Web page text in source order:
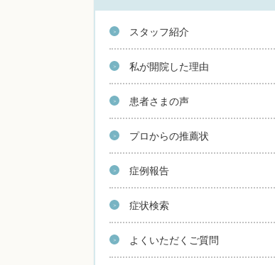
スタッフ紹介
私が開院した理由
患者さまの声
プロからの推薦状
症例報告
症状検索
よくいただくご質問